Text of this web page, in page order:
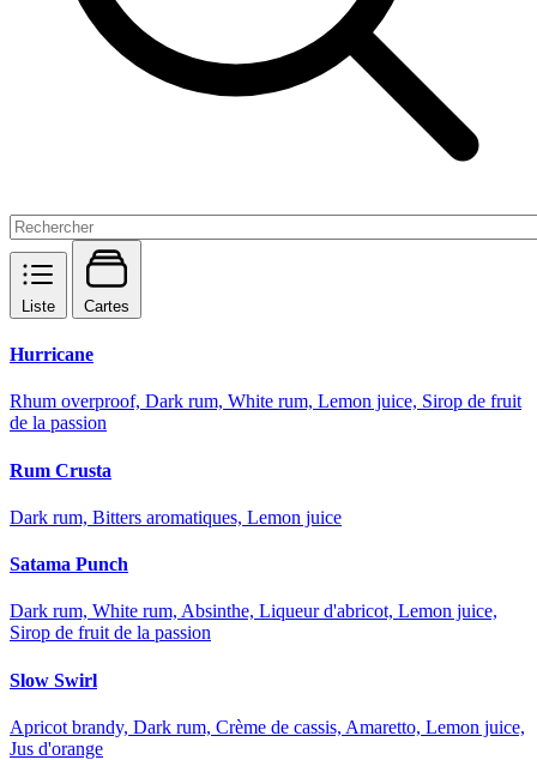
Liste Cartes
Hurricane
Rhum overproof, Dark rum, White rum, Lemon juice, Sirop de fruit
de la passion
Rum Crusta
Dark rum, Bitters aromatiques, Lemon juice
Satama Punch
Dark rum, White rum, Absinthe, Liqueur d'abricot, Lemon juice,
Sirop de fruit de la passion
Slow Swirl
Apricot brandy, Dark rum, Crème de cassis, Amaretto, Lemon juice,
Jus d'orange